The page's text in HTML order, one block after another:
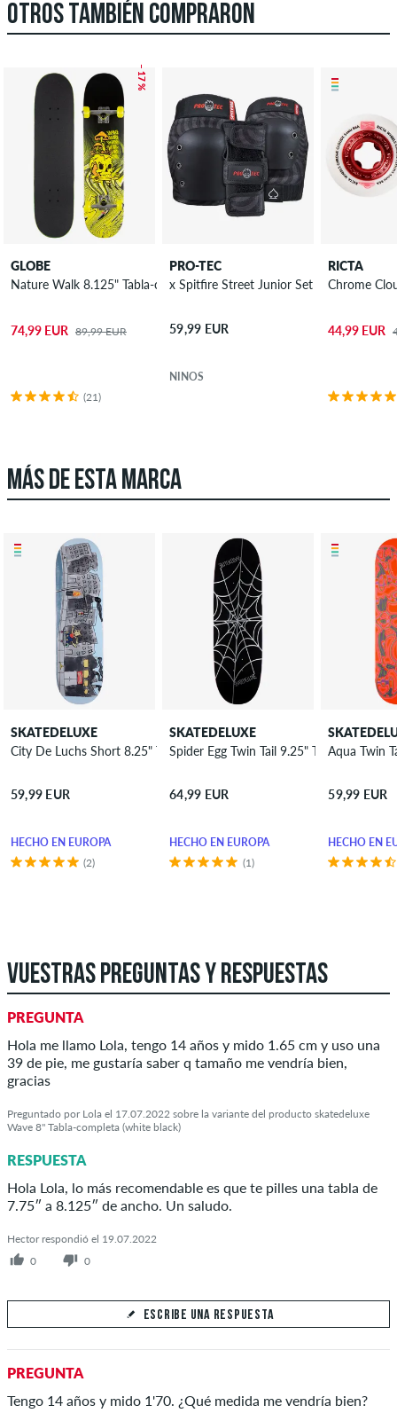
OTROS TAMBIÉN COMPRARON
– 17 %
GLOBE
Nature Walk 8.125" Tabla-completa
74,99 EUR 89,99 EUR
(21)
PRO-TEC
x
59,99 EUR
NIÑOS
RICTA
Chrome
44,99 EUR
MÁS DE ESTA MARCA
SKATEDELUXE
City De Luchs Short 8.25" Tabla de skate
59,99 EUR
HECHO EN EUROPA
(2)
SKATEDELUXE
Spider Egg Twin Tail 9.25" Tabla de skate
64,99 EUR
HECHO EN EUROPA
(1)
Aqua Twin
59,99 EUR
HECHO EN
VUESTRAS PREGUNTAS Y RESPUESTAS
PREGUNTA
Hola me llamo Lola, tengo 14 años y mido 1.65 cm y uso una
39 de pie, me gustaría saber q tamaño me vendría bien,
gracias
Preguntado por Lola el 17.07.2022 sobre la variante del producto skatedeluxe
Wave 8" Tabla-completa (white black)
RESPUESTA
Hola Lola, lo más recomendable es que te pilles una tabla de
7.75″ a 8.125″ de ancho. Un saludo.
Hector respondió el 19.07.2022
0
0
ESCRIBE UNA RESPUESTA
Tu respuesta
Responde la pregunta de Lola aquí
PREGUNTA
Tengo 14 años y mido 1'70. ¿Qué medida me vendría bien?